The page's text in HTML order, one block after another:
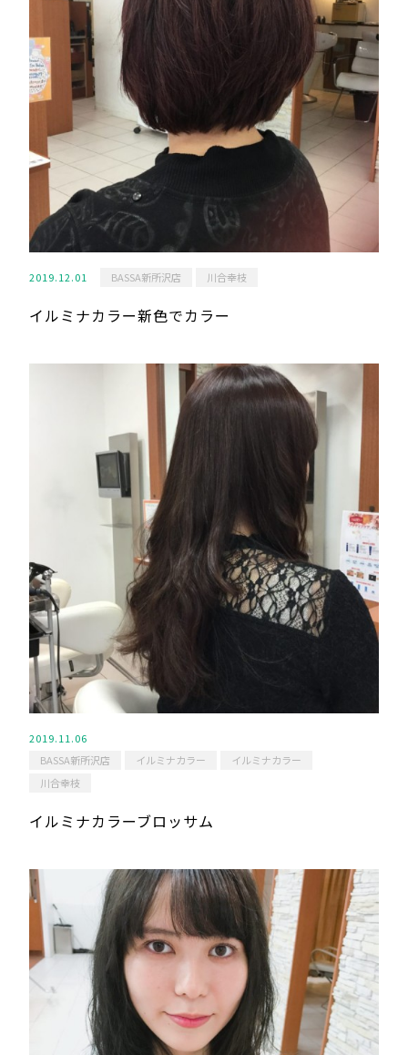
2019.12.01 BASSA新所沢店 川合幸枝
イルミナカラー新色でカラー
2019.11.06
BASSA新所沢店
イルミナカラー
イルミナカラー
川合幸枝
イルミナカラーブロッサム